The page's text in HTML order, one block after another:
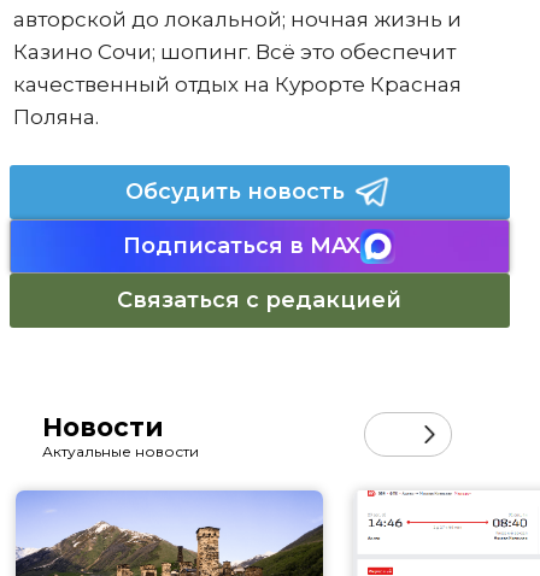
авторской до локальной; ночная жизнь и
Казино Сочи; шопинг. Всё это обеспечит
качественный отдых на Курорте Красная
Поляна.
Обсудить новость
Подписаться в MAX
Связаться с редакцией
Новости
Актуальные новости